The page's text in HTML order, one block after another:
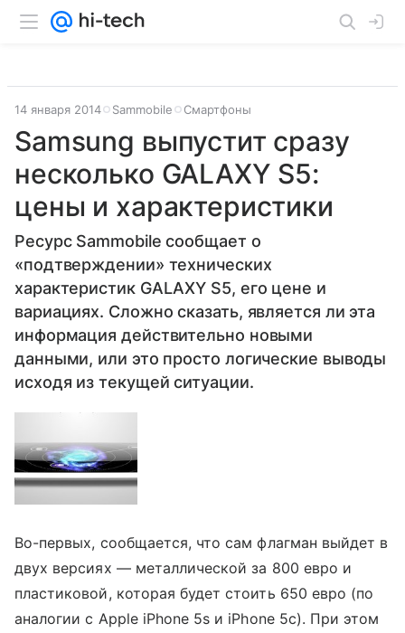
14 января 2014 Sammobile Смартфоны
Samsung выпустит сразу
несколько GALAXY S5:
цены и характеристики
Ресурс Sammobile сообщает о
«подтверждении» технических
характеристик GALAXY S5, его цене и
вариациях. Сложно сказать, является ли эта
информация действительно новыми
данными, или это просто логические выводы
исходя из текущей ситуации.
Во-первых, сообщается, что сам флагман выйдет в
двух версиях — металлической за 800 евро и
пластиковой, которая будет стоить 650 евро (по
аналогии с Apple iPhone 5s и iPhone 5c). При этом